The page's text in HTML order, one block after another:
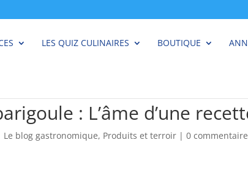
LES QUIZ CULINAIRES BOUTIQUE
: L’âme d’une
Le blog gastronomique, Produits et terroir |0